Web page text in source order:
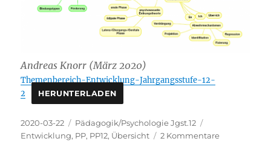
Andreas Knorr (März 2020)
Themenbereich-Entwicklung-Jahrgangsstufe-12-
2
HERUNTERLADEN
Veröffentlicht
am
2020-03-22 Kategorien
Pädagogik/Psychologie Jgst.12
Entwicklung, PP, PP12, Übersicht 2 Kommentarezu